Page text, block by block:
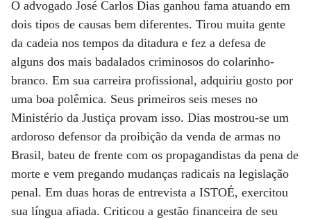
O advogado José Carlos Dias ganhou fama atuando em
dois tipos de causas bem diferentes. Tirou muita gente
da cadeia nos tempos da ditadura e fez a defesa de
alguns dos mais badalados criminosos do colarinho-
branco. Em sua carreira profissional, adquiriu gosto por
uma boa polêmica. Seus primeiros seis meses no
Ministério da Justiça provam isso. Dias mostrou-se um
ardoroso defensor da proibição da venda de armas no
Brasil, bateu de frente com os propagandistas da pena de
morte e vem pregando mudanças radicais na legislação
penal. Em duas horas de entrevista a ISTOÉ, exercitou
sua língua afiada. Criticou a gestão financeira de seu